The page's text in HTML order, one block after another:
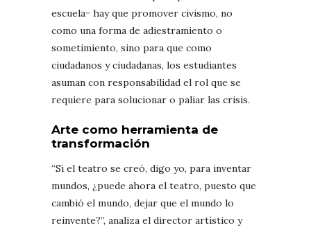
escuela− hay que promover civismo, no
como una forma de adiestramiento o
sometimiento, sino para que como
ciudadanos y ciudadanas, los estudiantes
asuman con responsabilidad el rol que se
requiere para solucionar o paliar las crisis.
Arte como herramienta de
transformación
“Si el teatro se creó, digo yo, para inventar
mundos, ¿puede ahora el teatro, puesto que
cambió el mundo, dejar que el mundo lo
reinvente?”, analiza el director artístico y